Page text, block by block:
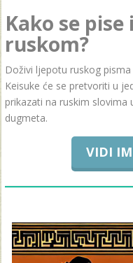
Kako se
ruskom?
Doživi ljepotu ruskog
Keisuke će se pretvoriti u
prikazati na ruskim
dugmeta.
VIDI